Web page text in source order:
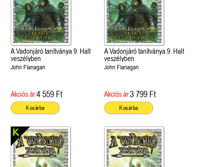
A Vadonjáró tanítványa 9. Halt
veszélyben
John Flanagan
Akciós ár:4 559 Ft
Kosárba
A Vadonjáró tanítványa 9. Halt
veszélyben
John Flanagan
Akciós ár:3 799 Ft
Kosárba